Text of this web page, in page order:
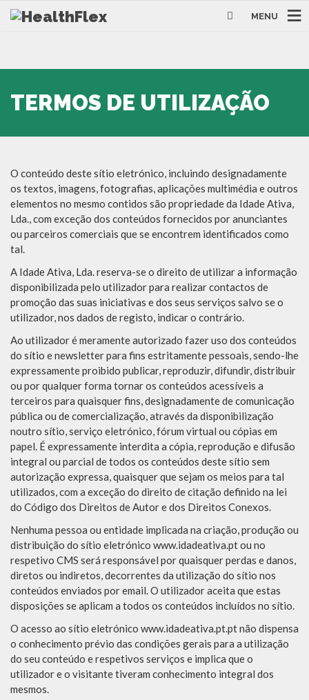
MENU
TERMOS DE UTILIZAÇÃO
O conteúdo deste sítio eletrónico, incluindo designadamente
os textos, imagens, fotografias, aplicações multimédia e outros
elementos no mesmo contidos são propriedade da Idade Ativa,
Lda., com exceção dos conteúdos fornecidos por anunciantes
ou parceiros comerciais que se encontrem identificados como
tal.
A Idade Ativa, Lda. reserva-se o direito de utilizar a informação
disponibilizada pelo utilizador para realizar contactos de
promoção das suas iniciativas e dos seus serviços salvo se o
utilizador, nos dados de registo, indicar o contrário.
Ao utilizador é meramente autorizado fazer uso dos conteúdos
do sítio e newsletter para fins estritamente pessoais, sendo-lhe
expressamente proibido publicar, reproduzir, difundir, distribuir
ou por qualquer forma tornar os conteúdos acessíveis a
terceiros para quaisquer fins, designadamente de comunicação
pública ou de comercialização, através da disponibilização
noutro sítio, serviço eletrónico, fórum virtual ou cópias em
papel. É expressamente interdita a cópia, reprodução e difusão
integral ou parcial de todos os conteúdos deste sítio sem
autorização expressa, quaisquer que sejam os meios para tal
utilizados, com a exceção do direito de citação definido na lei
do Código dos Direitos de Autor e dos Direitos Conexos.
Nenhuma pessoa ou entidade implicada na criação, produção ou
distribuição do sítio eletrónico www.idadeativa.pt ou no
respetivo CMS será responsável por quaisquer perdas e danos,
diretos ou indiretos, decorrentes da utilização do sítio nos
conteúdos enviados por email. O utilizador aceita que estas
disposições se aplicam a todos os conteúdos incluídos no sítio.
O acesso ao sítio eletrónico www.idadeativa.pt.pt não dispensa
o conhecimento prévio das condições gerais para a utilização
do seu conteúdo e respetivos serviços e implica que o
utilizador e o visitante tiveram conhecimento integral dos
mesmos.